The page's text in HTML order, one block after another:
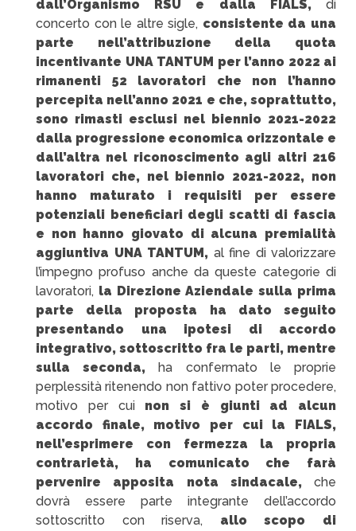
dall’Organismo RSU e dalla FIALS, di
concerto con le altre sigle, consistente da una
parte nell’attribuzione della quota
incentivante UNA TANTUM per l’anno 2022 ai
rimanenti 52 lavoratori che non l’hanno
percepita nell’anno 2021 e che, soprattutto,
sono rimasti esclusi nel biennio 2021-2022
dalla progressione economica orizzontale e
dall’altra nel riconoscimento agli altri 216
lavoratori che, nel biennio 2021-2022, non
hanno maturato i requisiti per essere
potenziali beneficiari degli scatti di fascia
e non hanno giovato di alcuna premialità
aggiuntiva UNA TANTUM, al fine di valorizzare
l’impegno profuso anche da queste categorie di
lavoratori, la Direzione Aziendale sulla prima
parte della proposta ha dato seguito
presentando una ipotesi di accordo
integrativo, sottoscritto fra le parti, mentre
sulla seconda,ha confermato le proprie
perplessità ritenendo non fattivo poter procedere,
motivo per cuinon si è giunti ad alcun
accordo finale, motivo per cui la FIALS,
nell’esprimere con fermezza la propria
contrarietà, ha comunicato che farà
pervenire apposita nota sindacale,che
dovrà essere parte integrante dell’accordo
sottoscritto con riserva, allo scopo di